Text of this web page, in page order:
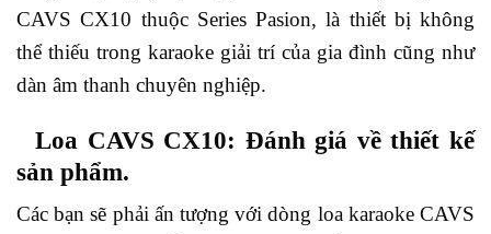
CAVS CX10 thuộc Series Pasion, là thiết bị không
thể thiếu trong karaoke giải trí của gia đình cũng như
dàn âm thanh chuyên nghiệp.
Loa CAVS CX10: Đánh giá về thiết kế
sản phẩm.
Các bạn sẽ phải ấn tượng với dòng loa karaoke CAVS